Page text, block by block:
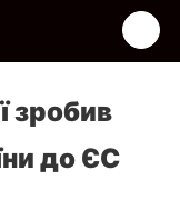
зробив
до ЄС